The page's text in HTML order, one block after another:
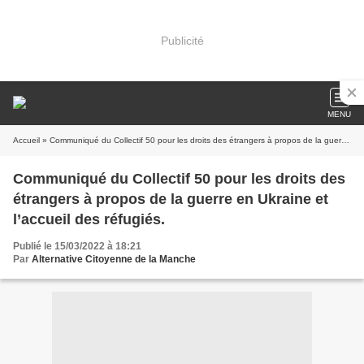
Publicité
MENU
Accueil » Communiqué du Collectif 50 pour les droits des étrangers à propos de la guerre en Ukraine et l’accueil des réfugiés.
Communiqué du Collectif 50 pour les droits des
étrangers à propos de la guerre en Ukraine et
l’accueil des réfugiés.
Publié le 15/03/2022 à 18:21
Par Alternative Citoyenne de la Manche